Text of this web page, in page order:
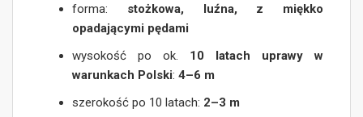
forma: stożkowa, luźna, z miękko
opadającymi pędami
wysokość po ok. 10 latach uprawy w
warunkach Polski:4–6 m
szerokość po 10 latach: 2–3 m